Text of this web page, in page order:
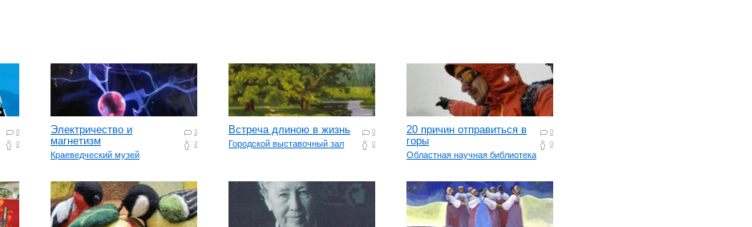
0
0
1
3
Электричество и
магнетизм
Краеведческий музей
0
0
Встреча длиною в жизнь
Городской выставочный зал
0
0
20 причин отправиться в
горы
Областная научная библиотека